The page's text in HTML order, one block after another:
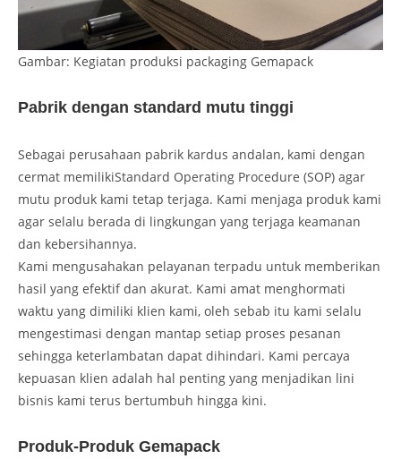
Gambar: Kegiatan produksi packaging Gemapack
Pabrik dengan standard mutu tinggi
Sebagai perusahaan pabrik kardus andalan, kami dengan
cermat memilikiStandard Operating Procedure (SOP) agar
mutu produk kami tetap terjaga. Kami menjaga produk kami
agar selalu berada di lingkungan yang terjaga keamanan
dan kebersihannya.
Kami mengusahakan pelayanan terpadu untuk memberikan
hasil yang efektif dan akurat. Kami amat menghormati
waktu yang dimiliki klien kami, oleh sebab itu kami selalu
mengestimasi dengan mantap setiap proses pesanan
sehingga keterlambatan dapat dihindari. Kami percaya
kepuasan klien adalah hal penting yang menjadikan lini
bisnis kami terus bertumbuh hingga kini.
Produk-Produk Gemapack